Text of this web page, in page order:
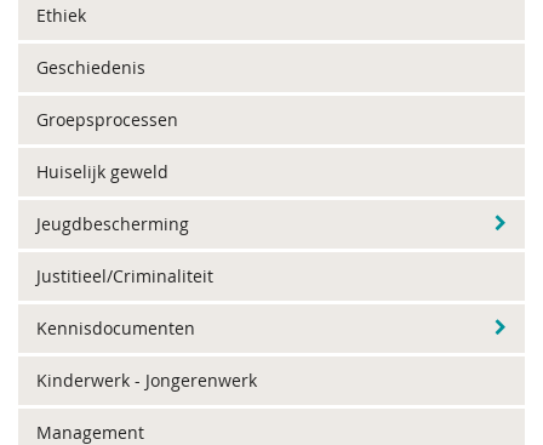
Ethiek
Geschiedenis
Groepsprocessen
Huiselijk geweld
Jeugdbescherming
Justitieel/Criminaliteit
Kennisdocumenten
Kinderwerk - Jongerenwerk
Management